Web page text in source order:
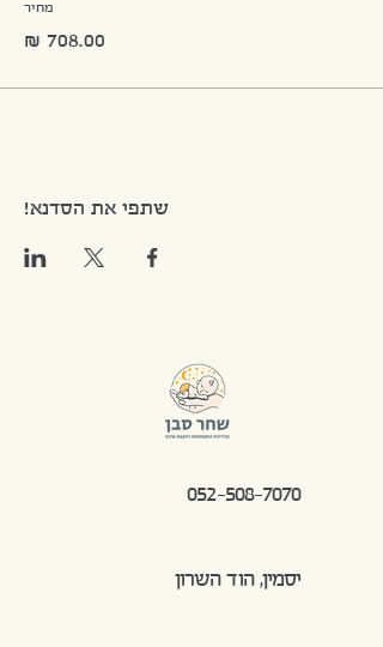
מחיר
שתפי את הסדנא!
052-508-7070
יסמין, הוד השרון